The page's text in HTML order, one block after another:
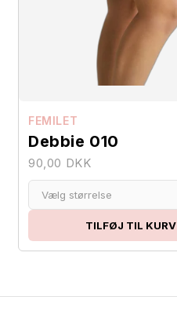
FEMILET
Debbie 010
90,00 DKK
Vælg størrelse
TILFØJ TIL KURV